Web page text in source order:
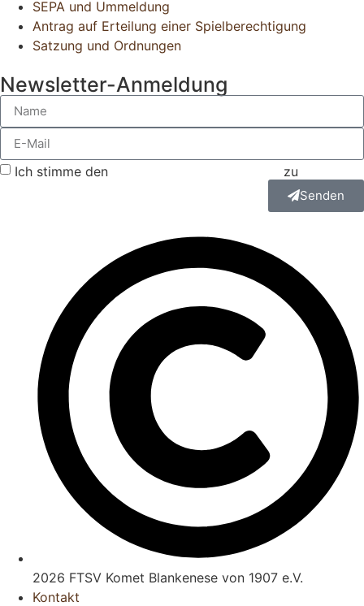
SEPA und Ummeldung
Antrag auf Erteilung einer Spielberechtigung
Satzung und Ordnungen
Newsletter-Anmeldung
Ich stimme den zu
Senden
2026 FTSV Komet Blankenese von 1907 e.V.
Kontakt